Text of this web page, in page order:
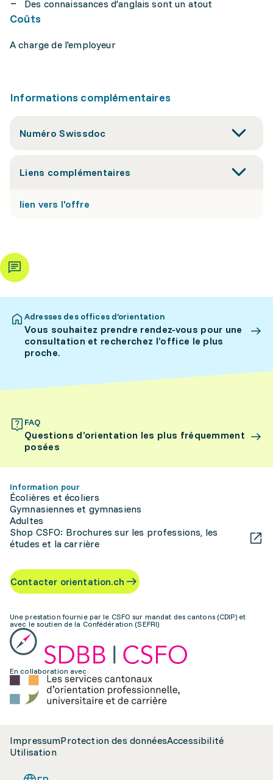
Des connaissances d'anglais sont un atout
Coûts
A charge de l'employeur
Informations complémentaires
Numéro Swissdoc
Liens complémentaires
lien vers l'offre
Adresses des offices d’orientation
Vous souhaitez prendre rendez-vous pour une
consultation et recherchez l’office le plus
proche.
FAQ
Questions d’orientation les plus fréquemment
posées
Information pour
Écolières et écoliers
Gymnasiennes et gymnasiens
Adultes
Shop CSFO: Brochures sur les professions, les
études et la carrière
Contacter orientation.ch
Une prestation fournie par le CSFO sur mandat des cantons (CDIP) et
avec le soutien de la Confédération (SEFRI)
En collaboration avec:
ImpressumProtection des donnéesAccessibilité
Utilisation